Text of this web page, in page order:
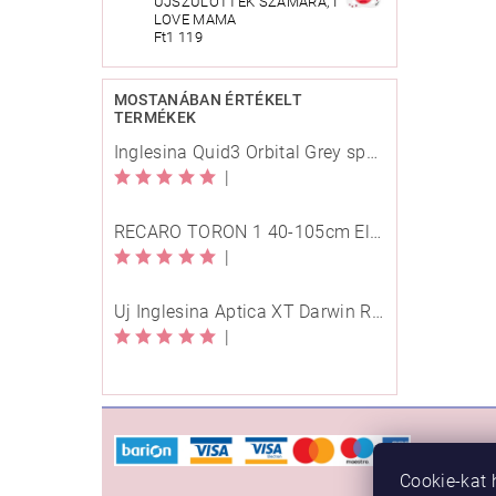
LOVE MAMA
Ft1 119
MOSTANÁBAN ÉRTÉKELT
TERMÉKEK
Inglesina Quid3 Orbital Grey sport babakocsi
RECARO TORON 1 40-105cm Elegant Beige
Új Inglesina Aptica XT Darwin Recline Evo 4in1 Himalaya Blue multifunkciós babakocsi
Cookie-kat